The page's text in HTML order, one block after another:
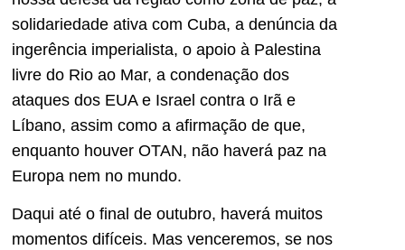
solidariedade ativa com Cuba, a denúncia da
ingerência imperialista, o apoio à Palestina
livre do Rio ao Mar, a condenação dos
ataques dos EUA e Israel contra o Irã e
Líbano, assim como a afirmação de que,
enquanto houver OTAN, não haverá paz na
Europa nem no mundo.
Daqui até o final de outubro, haverá muitos
momentos difíceis. Mas venceremos, se nos